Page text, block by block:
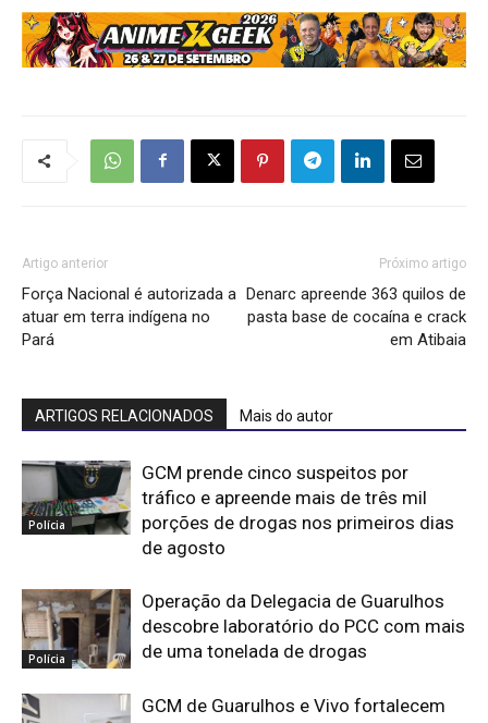
Artigo anterior
Força Nacional é autorizada a
atuar em terra indígena no
Pará
Próximo artigo
Denarc apreende 363 quilos de
pasta base de cocaína e crack
em Atibaia
ARTIGOS RELACIONADOS Mais do autor
Polícia
GCM prende cinco suspeitos por
tráfico e apreende mais de três mil
porções de drogas nos primeiros dias
de agosto
Polícia
Operação da Delegacia de Guarulhos
descobre laboratório do PCC com mais
de uma tonelada de drogas
GCM de Guarulhos e Vivo fortalecem